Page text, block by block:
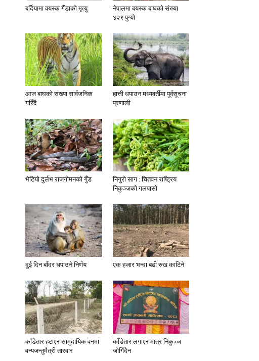
बर्दियामा वयस्क गैंडाको मृत्यु
नेपालमा बयस्क बाघको संख्या
४२९ पुग्यो
आज बाघको संख्या सार्वजनिक
गरिँदै
हात्ती धपाउन मध्यवर्तीमा पूर्वसूचना
प्रणाली
भेटियो दुर्लभ राजगोमनको गुँड
निगुरो साग : चितवन राष्ट्रिय
निकुञ्जको गलपासो
दुई दिन बाँदर धपाउने निर्णय एक हजार भन्दा बढी रुख काटिने
काँडेतार हटाएर सामुदायिक वनमा
वन्यजन्तुमैत्री तारवार
काँडेतार लगाएर मात्र निकुञ्ज
जोगिँदैन